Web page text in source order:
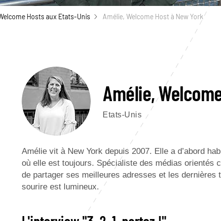
Hosts aux Etats-Unis Amélie, Welcome Host à New York
Amélie,
Etats-Unis
Amélie vit à New York depuis 2007. Elle a d’abord
où elle est toujours. Spécialiste des médias orientés
de partager ses meilleures adresses et les
sourire est lumineux.